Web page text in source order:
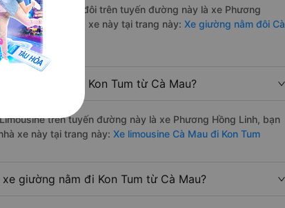
giường đôi trên tuyến đường này là xe Phương
đặt vé các nhà xe này tại trang này: Xe giường nằm đôi Cà
Limousine đi Kon Tum từ Cà Mau?
trên tuyến đường này là xe Phương Hồng Linh, bạn
xe này tại trang này: Xe limousine Cà Mau đi Kon Tum
giường nằm đi Kon Tum từ Cà Mau?